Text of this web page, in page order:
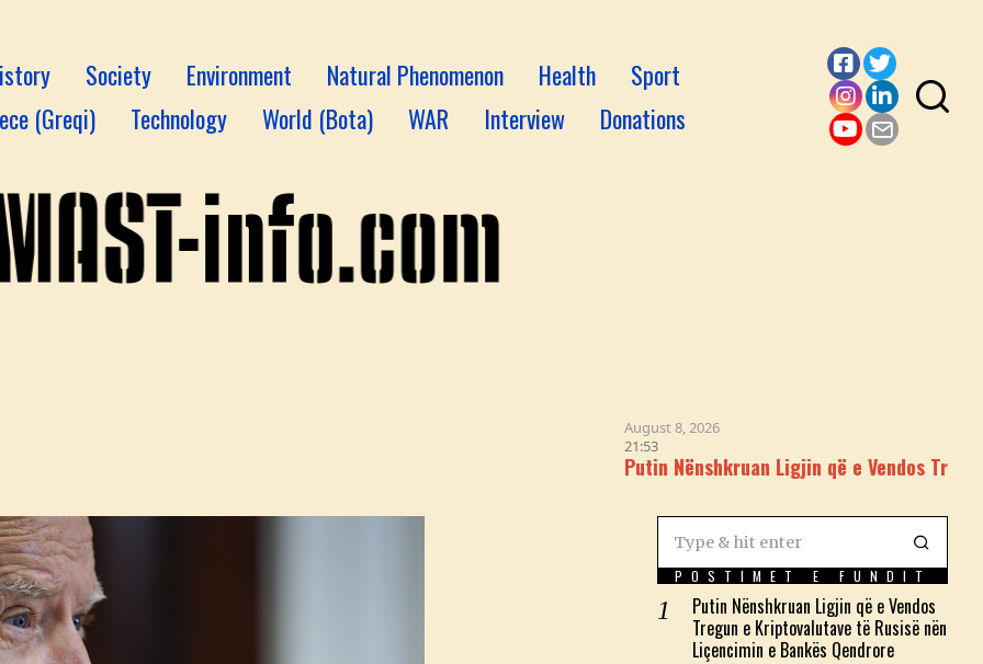
Society Environment Natural Phenomenon Health
Sport
(Greqi)
Technology World (Bota) WAR Interview Donations
Facebook
Twitter
Instagram
LinkedIn
August 8, 2026
Putin Nënshkruan Ligjin që e Vendos Tregun e
POSTIMET E FUNDIT
Putin Nënshkruan Ligjin që e Vendos
Tregun e Kriptovalutave të Rusisë nën
Liçencimin e Bankës Qendrore